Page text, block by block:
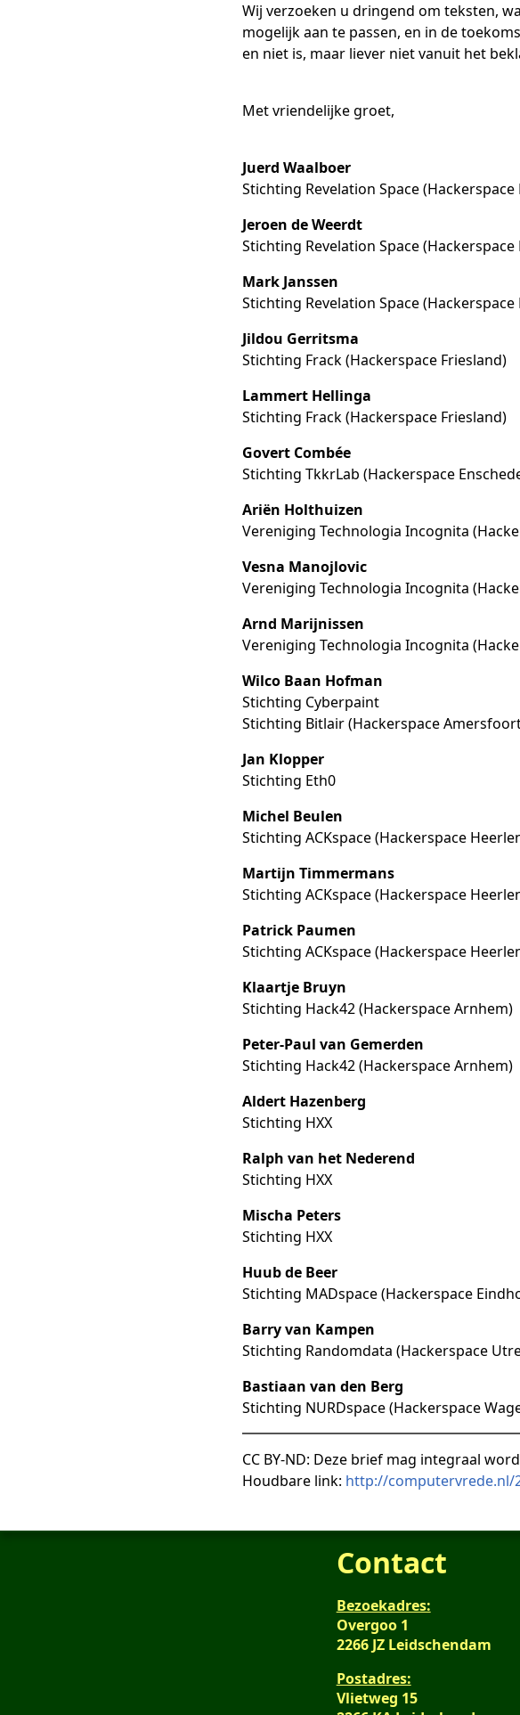
Wij verzoeken u dringend om teksten,
mogelijk aan te passen, en in de
en niet is, maar liever niet vanuit het
Met vriendelijke groet,
Juerd Waalboer
Stichting Revelation Space (Hackerspace
Jeroen de Weerdt
Stichting Revelation Space (Hackerspace
Mark Janssen
Stichting Revelation Space (Hackerspace
Jildou Gerritsma
Stichting Frack (Hackerspace Friesland)
Lammert Hellinga
Stichting Frack (Hackerspace Friesland)
Govert Combée
Stichting TkkrLab (Hackerspace
Ariën Holthuizen
Vereniging Technologia Incognita
Vesna Manojlovic
Vereniging Technologia Incognita
Arnd Marijnissen
Vereniging Technologia Incognita
Wilco Baan Hofman
Stichting Cyberpaint
Stichting Bitlair (Hackerspace
Jan Klopper
Stichting Eth0
Michel Beulen
Stichting ACKspace (Hackerspace
Martijn Timmermans
Stichting ACKspace (Hackerspace
Patrick Paumen
Stichting ACKspace (Hackerspace
Klaartje Bruyn
Stichting Hack42 (Hackerspace Arnhem)
Peter-Paul van Gemerden
Stichting Hack42 (Hackerspace Arnhem)
Aldert Hazenberg
Stichting HXX
Ralph van het Nederend
Stichting HXX
Mischa Peters
Stichting HXX
Huub de Beer
Stichting MADspace (Hackerspace
Barry van Kampen
Stichting Randomdata (Hackerspace
Bastiaan van den Berg
Stichting NURDspace (Hackerspace
CC BY-ND: Deze brief mag integraal
Houdbare link: http://computervrede.nl/
Contact
Bezoekadres:
Overgoo 1
2266 JZ Leidschendam
Postadres:
Vlietweg 15